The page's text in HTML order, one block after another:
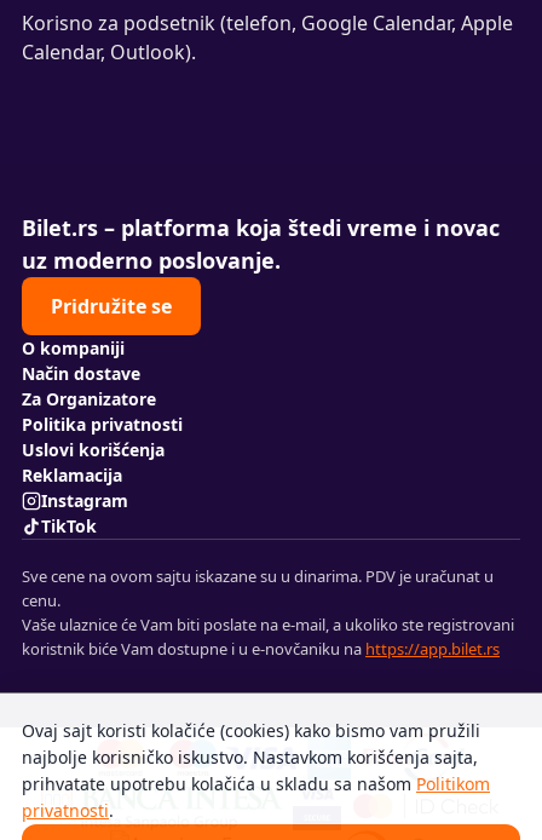
Korisno za podsetnik (telefon, Google Calendar, Apple
Calendar, Outlook).
Bilet.rs – platforma koja štedi vreme i novac
uz moderno poslovanje.
Pridružite se
O kompaniji
Način dostave
Za Organizatore
Politika privatnosti
Uslovi korišćenja
Reklamacija
Instagram
TikTok
Sve cene na ovom sajtu iskazane su u dinarima. PDV je uračunat u
cenu.
Vaše ulaznice će Vam biti poslate na e-mail, a ukoliko ste registrovani
koristnik biće Vam dostupne i u e-novčaniku na https://app.bilet.rs
Ovaj sajt koristi kolačiće (cookies) kako bismo vam pružili
najbolje korisničko iskustvo. Nastavkom korišćenja sajta,
prihvatate upotrebu kolačića u skladu sa našom Politikom
privatnosti.